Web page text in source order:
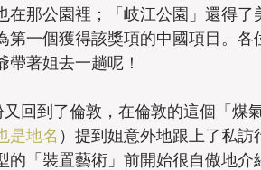
在那公園裡；「岐江公園」還得
第一個獲得該獎項的中國項目。
帶著姐去一趟呢！
月份又回到了倫敦，在倫敦的這個「
是地名 ）提到姐意外地跟上了私
的「裝置藝術」前開始很自傲地